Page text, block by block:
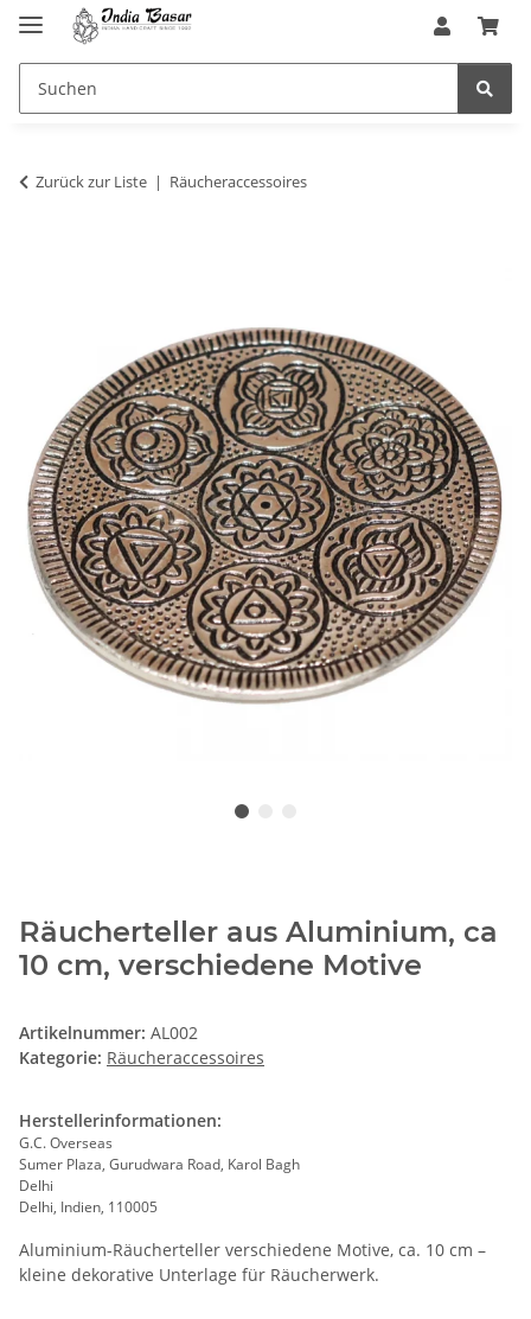
Zurück zur Liste Räucheraccessoires
Räucherteller aus Aluminium, ca
10 cm, verschiedene Motive
Artikelnummer: AL002
Kategorie: Räucheraccessoires
Herstellerinformationen:
G.C. Overseas
Sumer Plaza, Gurudwara Road, Karol Bagh
Delhi
Delhi, Indien, 110005
Aluminium-Räucherteller verschiedene Motive, ca. 10 cm –
kleine dekorative Unterlage für Räucherwerk.